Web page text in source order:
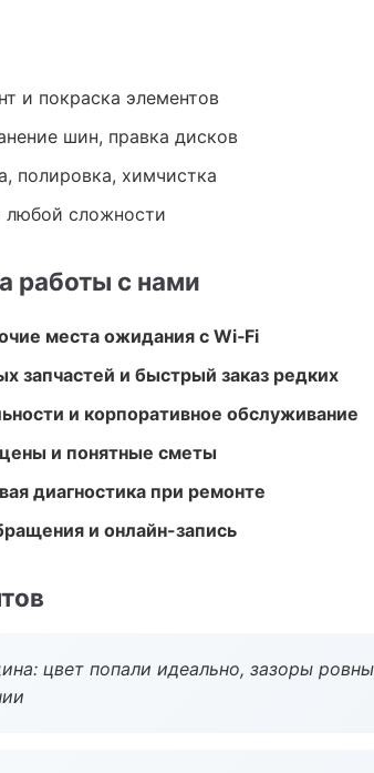
и покраска элементов
шин, правка дисков
полировка, химчистка
любой сложности
работы с нами
места ожидания с Wi‑Fi
запчастей и быстрый заказ редких
и корпоративное обслуживание
и понятные сметы
диагностика при ремонте
и онлайн-запись
цвет попали идеально, зазоры